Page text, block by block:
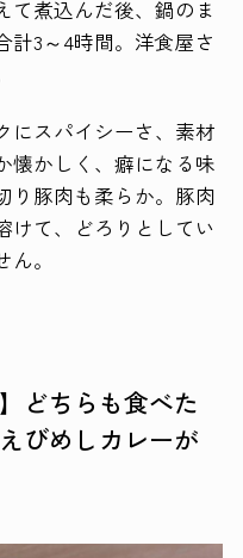
て煮込んだ後、鍋のま
計3～4時間。洋食屋さ
にスパイシーさ、素材
懐かしく、癖になる味
り豚肉も柔らか。豚肉
けて、どろりとしてい
。
どちらも食べた
びめしカレーが